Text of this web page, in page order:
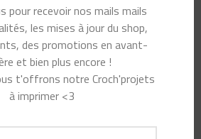
crochet directement dans ta
peut-
pour recevoir nos mails mails
les mises à jour du shop,
des promotions en avant-
et bien plus encore !
t'offrons notre Croch'projets
à imprimer <3